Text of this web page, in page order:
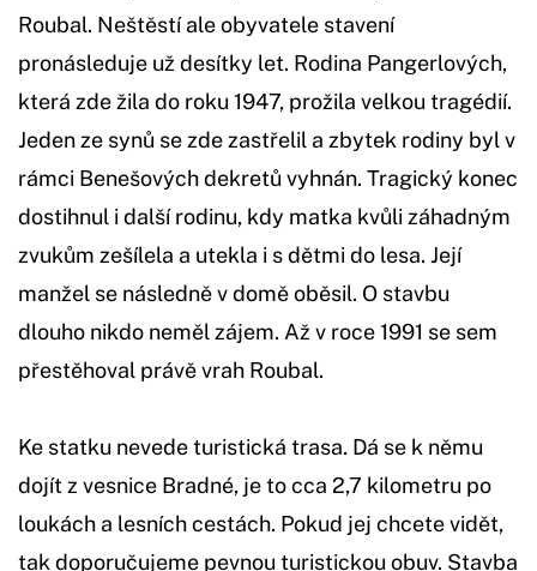
Roubal. Neštěstí ale obyvatele stavení
pronásleduje už desítky let. Rodina Pangerlových,
která zde žila do roku 1947, prožila velkou tragédií.
Jeden ze synů se zde zastřelil a zbytek rodiny byl v
rámci Benešových dekretů vyhnán. Tragický konec
dostihnul i další rodinu, kdy matka kvůli záhadným
zvukům zešílela a utekla i s dětmi do lesa. Její
manžel se následně v domě oběsil. O stavbu
dlouho nikdo neměl zájem. Až v roce 1991 se sem
přestěhoval právě vrah Roubal.
Ke statku nevede turistická trasa. Dá se k němu
dojít z vesnice Bradné, je to cca 2,7 kilometru po
loukách a lesních cestách. Pokud jej chcete vidět,
tak doporučujeme pevnou turistickou obuv. Stavba